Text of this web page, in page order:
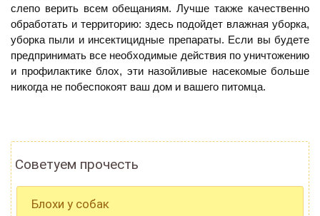
слепо верить всем обещаниям. Лучше также качественно
обработать и территорию: здесь подойдет влажная уборка,
уборка пыли и инсектицидные препараты. Если вы будете
предпринимать все необходимые действия по уничтожению
и профилактике блох, эти назойливые насекомые больше
никогда не побеспокоят ваш дом и вашего питомца.
Советуем прочесть
Блохи у собак